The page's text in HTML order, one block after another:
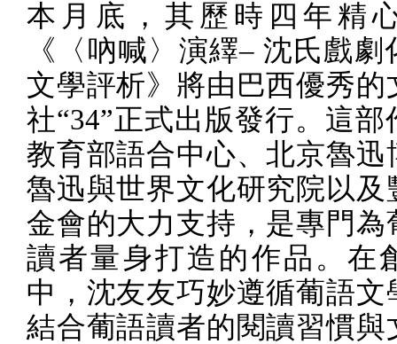
本月底，其歷時四年精
《〈吶喊〉演繹– 沈氏戲劇
文學評析》將由巴西優秀的
社“34”正式出版發行。這部
教育部語合中心、北京魯迅
魯迅與世界文化研究院以及
金會的大力支持，是專門為
讀者量身打造的作品。在
中，沈友友巧妙遵循葡語文
結合葡語讀者的閱讀習慣與